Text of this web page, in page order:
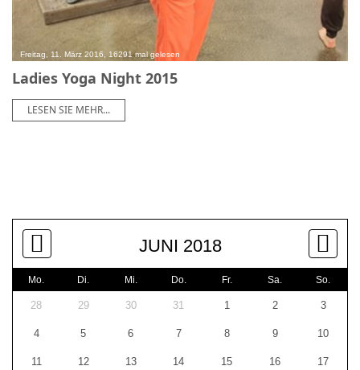
Freitag, 11. März 2016, 16291 mal gelesen
Ladies Yoga Night 2015
LESEN SIE MEHR...
JUNI 2018
Mo. Di. Mi. Do. Fr. Sa. So.
28 29 30 31 1 2 3
4 5 6 7 8 9 10
11 12 13 14 15 16 17